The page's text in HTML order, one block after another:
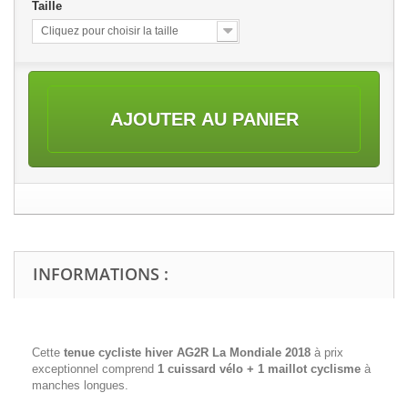
Taille
Cliquez pour choisir la taille
AJOUTER AU PANIER
INFORMATIONS :
Cette tenue cycliste hiver AG2R La Mondiale 2018 à prix
exceptionnel comprend 1 cuissard vélo + 1 maillot cyclisme à
manches longues.